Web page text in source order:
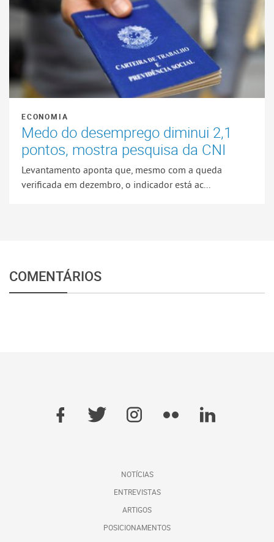
ECONOMIA
Medo do desemprego diminui 2,1
pontos, mostra pesquisa da CNI
Levantamento aponta que, mesmo com a queda
verificada em dezembro, o indicador está ac...
COMENTÁRIOS
NOTÍCIAS
ENTREVISTAS
ARTIGOS
POSICIONAMENTOS